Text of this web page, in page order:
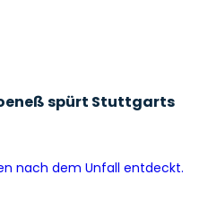
spürt Stuttgarts